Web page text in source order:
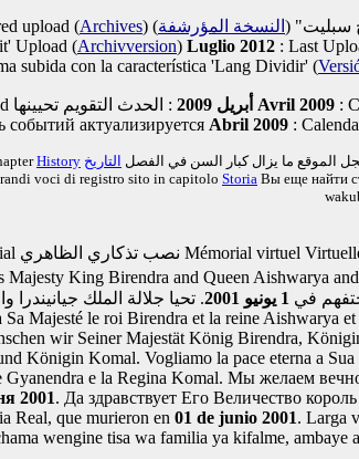
upload (Archives) سبليت" ( النسخة المؤرشفة)
Upload (Archivversion) Luglio 2012 : Last
subida con la característica 'Lang Dividir' (
أبريل 2009 Avril 2009 :
событий актуализируется Abril 2009 :
History الموقع ما يزال كبار السن في الفصل التاريخ
voci di registro sito in capitolo Storia Вы еще найти
Mémorial virtuel
Majesty King Birendra and Queen Aishwarya
حتفهم في 1 يونيو 2001
Sa Majesté le roi Birendra et la reine Aishwarya
wir Seiner Majestät König Birendra,
Königin Komal. Vogliamo la pace eterna a
e la Regina Komal. Мы желаем
2001. Да здравствует Его Величество
Real, que murieron en 01 de junio 2001. Larga
wengine tisa wa familia ya kifalme, ambaye